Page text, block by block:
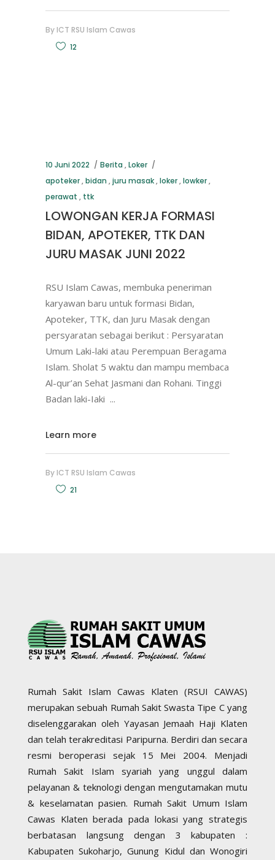
By ICT RSU Islam Cawas
12
10 Juni 2022 Berita ,Loker
apoteker,bidan ,juru masak,loker,lowker,
perawat , ttk
LOWONGAN KERJA FORMASI
BIDAN, APOTEKER, TTK DAN
JURU MASAK JUNI 2022
RSU Islam Cawas, membuka peneriman
karyawan baru untuk formasi Bidan,
Apoteker, TTK, dan Juru Masak dengan
persyaratan sebagai berikut : Persyaratan
Umum Laki-laki atau Perempuan Beragama
Islam. Sholat 5 waktu dan mampu membaca
Al-qur’an Sehat Jasmani dan Rohani. Tinggi
Badan laki-Iaki
Learn more
By ICT RSU Islam Cawas
21
Rumah Sakit Islam Cawas Klaten (RSUI CAWAS)
merupakan sebuah Rumah Sakit Swasta Tipe C yang
diselenggarakan oleh Yayasan Jemaah Haji Klaten
dan telah terakreditasi Paripurna. Berdiri dan secara
resmi beroperasi sejak 15 Mei 2004. Menjadi
Rumah Sakit Islam syariah yang unggul dalam
pelayanan & teknologi dengan mengutamakan mutu
& keselamatan pasien. Rumah Sakit Umum Islam
Cawas Klaten berada pada lokasi yang strategis
berbatasan langsung dengan 3 kabupaten :
Kabupaten Sukoharjo, Gunung Kidul dan Wonogiri